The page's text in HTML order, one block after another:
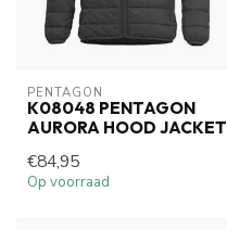
PENTAGON
K08048 PENTAGON
AURORA HOOD JACKET
€84,95
Op voorraad